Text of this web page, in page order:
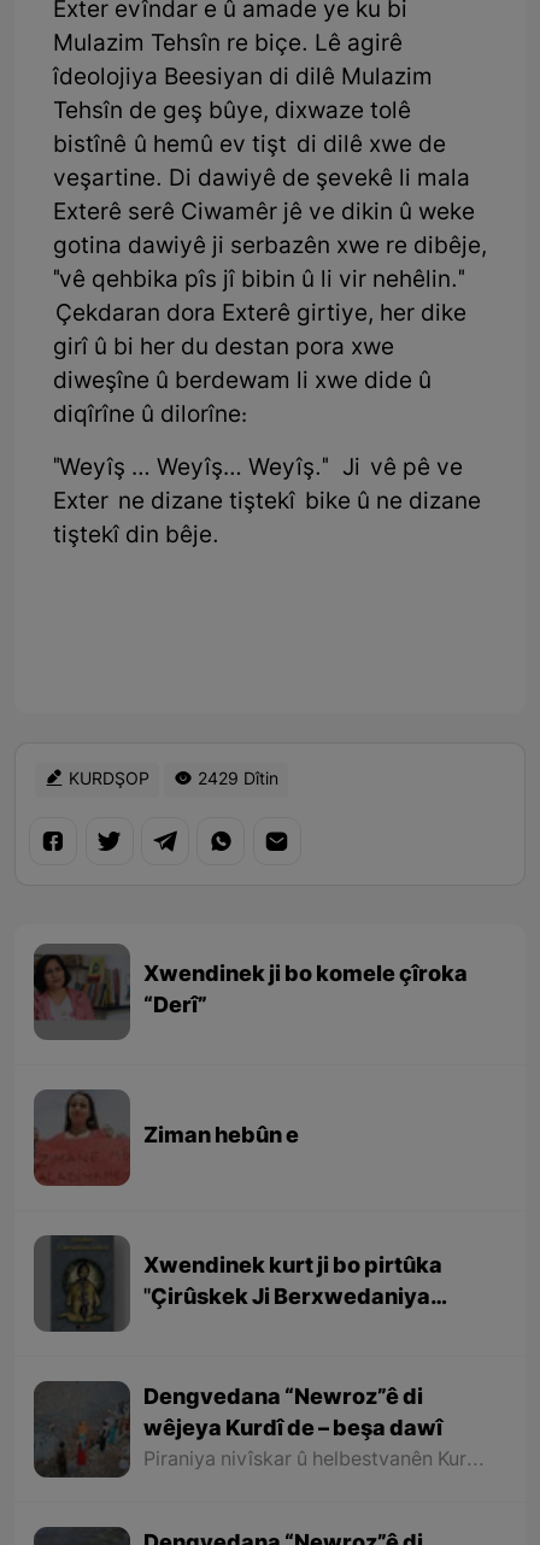
Exter evîndar e û amade ye ku bi
Mulazim Tehsîn re biçe. Lê agirê
îdeolojiya Beesiyan di dilê Mulazim
Tehsîn de geş bûye, dixwaze tolê
bistînê û hemû ev tişt di dilê xwe de
veşartine. Di dawiyê de şevekê li mala
Exterê serê Ciwamêr jê ve dikin û weke
gotina dawiyê ji serbazên xwe re dibêje,
"vê qehbika pîs jî bibin û li vir nehêlin."
Çekdaran dora Exterê girtiye, her dike
girî û bi her du destan pora xwe
diweşîne û berdewam li xwe dide û
diqîrîne û dilorîne:
"Weyîş … Weyîş… Weyîş." Ji vê pê ve
Exter ne dizane tiştekî bike û ne dizane
tiştekî din bêje.
KURDŞOP 2429 Dîtin
Xwendinek ji bo komele çîroka
“Derî”
Ziman hebûn e
Xwendinek kurt ji bo pirtûka
''Çirûskek Ji Berxwedaniya
Dengvedana “Newroz”ê di
wêjeya Kurdî de – beşa dawî
Piraniya nivîskar û helbestvanên Kurd di helbest û deqên xwe de behsa Newrozê kirine ku ji ber nebûna derfetê em ê tenê îşareyê bi çend mînak ji helbestên wan bikin. Di dawiyê de ez dixwazim bibêjim ku helbestvanên wek “Muxlîs, Ewnî, Hejar, Zarî, Elî Heseniyanî, Jîla Huseynî, Mihemed Salih Dîlan, Esîrî, Nasir Axabira, Celal Melekşa, Şêrko Bêkes û Ebdulah Paşêw” û hwd, di çend helbestên xwe de behsa Newrozê kirine û bal kişandine ser Kurdistanîbûna Newrozê.